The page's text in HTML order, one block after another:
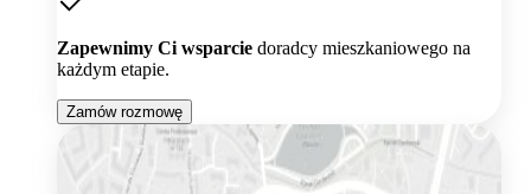
Zapewnimy Ci wsparcie doradcy mieszkaniowego na
każdym etapie.
Zamów rozmowę